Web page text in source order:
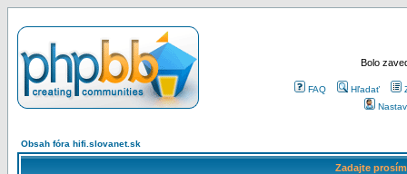
Bolo
FAQ Hľadať
Obsah fóra hifi.slovanet.sk
Zadajte